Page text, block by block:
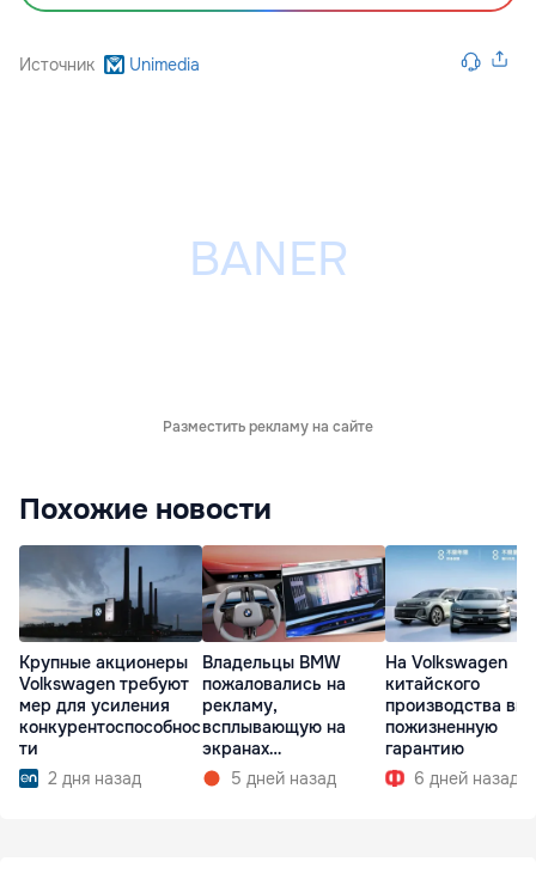
Источник Unimedia
Разместить рекламу на сайте
Похожие новости
Крупные акционеры
Volkswagen требуют
мер для усиления
конкурентоспособнос
ти
2 дня назад
Владельцы BMW
пожаловались на
рекламу,
всплывающую на
экранах
мультимедиа при
запуске
5 дней назад
На Volkswagen
китайского
производства
пожизненную
гарантию
6 дней назад